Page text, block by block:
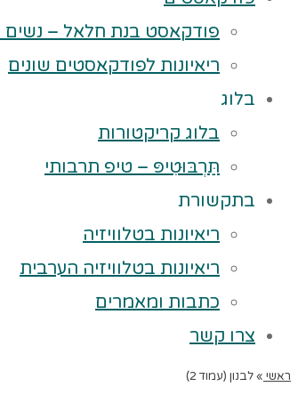
פודקאסט בנת חלאל – נשים
ריאיונות לפודקאסטים שונים
בלוג
בלוג קריקטורות
תַּרְבּוּטִיפּ – טיפ תרבותי
בתקשורת
ריאיונות בטלוויזיה
ריאיונות בטלוויזיה הערבית
כתבות ומאמרים
צרו קשר
ראשי »לבנון (עמוד 2)